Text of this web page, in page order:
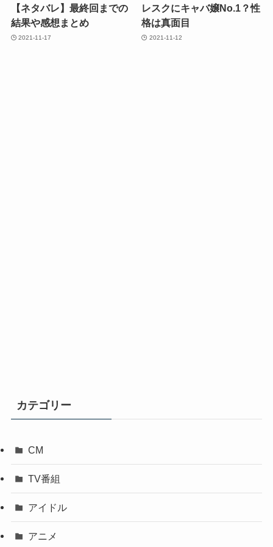
【ネタバレ】最終回までの
結果や感想まとめ
2021-11-17
レスクにキャバ嬢No.1？性
格は真面目
2021-11-12
カテゴリー
CM
TV番組
アイドル
アニメ